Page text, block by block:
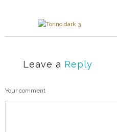
Leave a Reply
Your comment